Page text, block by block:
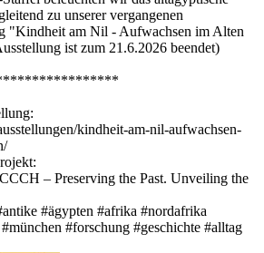
zu unserer vergangenen
"Kindheit am Nil - Aufwachsen im Alten
ist zum 21.6.2026 beendet)
kindheit-am-nil-aufwachsen-
– Preserving the Past. Unveiling the
#ägypten #afrika #nordafrika
#forschung #geschichte #alltag